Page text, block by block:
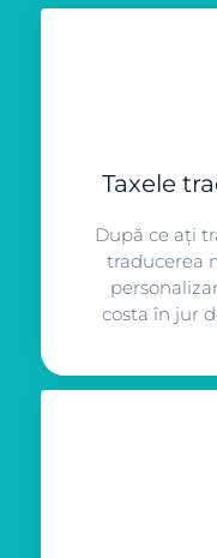
Taxele
După ce ați
traducerea
costa în jur